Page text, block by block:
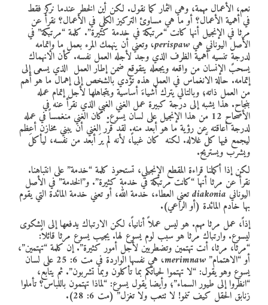
نعم، الأعمال مهمة، وهي الثمار كما نقول. لكن أين الخطر عندما نركز فقط
في أهمية الأعمال؟ أو ما هي مساوئ التركيز الكلي في الأعمال؟ نقرأ عن
مرثا في الإنجيل أنها كانت “مرتبكة في خدمة كثيرة”. كلمة “مرتبكة” في
الأصل اليوناني هيperispaw،وتعني أن ينهمك المرء بعمل ما وإتمامه
لدرجةٍ تنسيه أهمية الظرف الذي وجد لأجله العمل نفسه. كأن الانهماك
يسحب الإنسان من واقعه ويجعله يتقوقع ضمن إطار العمل الذي يسعى إلى
إتمامه. حالة الانغماس في العمل هذه تؤدي بالشخص إلى إهمال ما هو أهم
من العمل ذاته؛ وبالتالي يترك أشياءَ أساسية ويتجاهلها لأجل إتمام عمله
بنجاح. هذا يشبه إلى درجة كبيرة عمل الغني الغبي الذي نقرأ عنه في
الأصحاح 12 من هذا الإنجيل على لسان يسوع. كان الغني منغمساً في عمله
لدرجة أعاقته عن رؤية ما هو أبعد منه. لقد قرّر الغني أن يبني مخازن أعظم
ليجمع فيها كلَّ غلاله. لكنه كان غبياً، لأنه لم يرَ أبعد من نفسه، ليأكلَ
ويشرب ويستريح.
لكن إذا أكملنا قراءة المقطع الإنجيلي، تستحوذ كلمة “خدمة” على انتباهنا.
نقرأ عن مرثا أنها “كانت مرتبكة في خدمة كثيرة”. و”الخدمة” في الأصل
اليوناني diakoniaتعني العطاء، خدمة الله، أو تعني خدمة المائدة التي يقوم
بها خادم المائدة (أو الراعي).
إذاً، عمل مرثا مهم. هو ليس عملاً أنانياً، لكن الارتباك يدفعها إلى الشكوى
ليسوع. وارتباك مرثا هو سبب لوم يسوع لها. يجيب يسوع مرثا قائلاً:
“مرثا، مرثا، أنت تهتمين وتضطربين لأجل أمور كثيرة”. إن كلمة “تهتمين”،
أو “الاهتمام”merimnaw، هي نفسها الواردة في مت 6: 25 على لسان
يسوع وهو يقول: “لا تهتموا لحياتكم بما تأكلون وبما تشربون”. ثم يتابع،
“انظروا إلى طيور السماء”؛ وأيضا يقول يسوع: “لماذا تهتمون باللباس؟ تأملوا
زنابق الحقل كيف تنمو! لا تتعب ولا تغزل” (مت 6: 28).